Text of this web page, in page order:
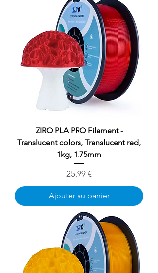
ZIRO PLA PRO Filament -
Translucent colors, Translucent red,
1kg, 1.75mm
Prix
25,99 €
Ajouter au panier